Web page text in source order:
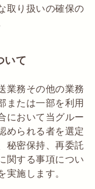
取り扱いの確保の
いて
業務その他の業務
または一部を利用
において当グルー
められる者を選定
秘密保持、再委託
関する事項につい
施します。